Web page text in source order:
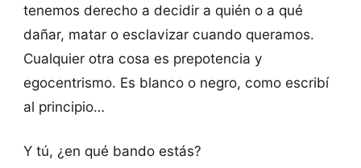
tenemos derecho a decidir a quién o a qué
dañar, matar o esclavizar cuando queramos.
Cualquier otra cosa es prepotencia y
egocentrismo. Es blanco o negro, como escribí
al principio…
Y tú, ¿en qué bando estás?